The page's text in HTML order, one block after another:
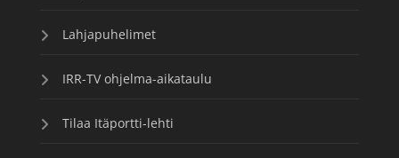
Lahjapuhelimet
IRR-TV ohjelma-aikataulu
Tilaa Itäportti-lehti